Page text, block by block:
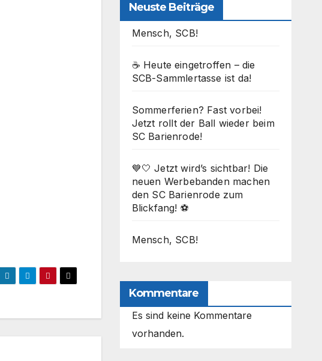
Neuste Beiträge
Mensch, SCB!
☕ Heute eingetroffen – die
SCB-Sammlertasse ist da!
Sommerferien? Fast vorbei!
Jetzt rollt der Ball wieder beim
SC Barienrode!
💙🤍 Jetzt wird’s sichtbar! Die
neuen Werbebanden machen
den SC Barienrode zum
Blickfang! ⚽
Mensch, SCB!
Kommentare
Es sind keine Kommentare
vorhanden.